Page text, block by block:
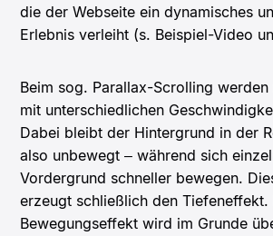
die der Webseite ein dynamisches
Erlebnis verleiht (s. Beispiel-Video
Beim sog. Parallax-Scrolling werden
mit unterschiedlichen
Dabei bleibt der Hintergrund in der
also unbewegt – während sich
Vordergrund schneller bewegen.
erzeugt schließlich den Tiefeneffekt.
Bewegungseffekt wird im Grunde